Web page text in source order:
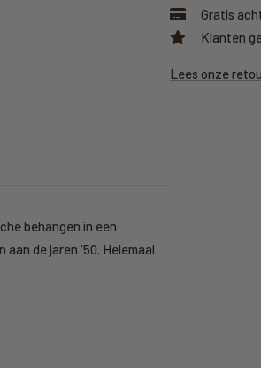
Gratis
Klanten
Lees onze
behangen in een
de jaren '50. Helemaal